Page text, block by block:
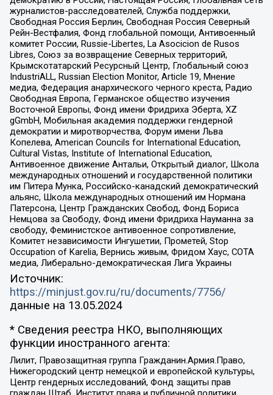
журналистов-расследователей, Служба поддержки,
Свободная Россия Берлин, Свободная Россия Северный
Рейн-Вестфалия, Фонд глобальной помощи, Антивоенный
комитет России, Russie-Libertes, La Asocicion de Rusos
Libres, Союз за возвращение Северных территорий,
Крымскотатарский Ресурсный Центр, Глобальный союз
IndustriALL, Russian Election Monitor, Article 19, Мнение
медиа, Федерация анархического черного креста, Радио
Свободная Европа, Германское общество изучения
Восточной Европы, Фонд имени Фридриха Эберта, XZ
gGmbH, Мобильная академия поддержки гендерной
демократии и миротворчества, Форум имени Льва
Копелева, American Councils for International Education,
Cultural Vistas, Institute of International Education,
Антивоенное движение Антальи, Открытый диалог, Школа
международных отношений и государственной политики
им Питера Мунка, Российско-канадский демократический
альянс, Школа международных отношений им Нормана
Патерсона, Центр Гражданских Свобод, Фонд Бориса
Немцова за Свободу, Фонд имени Фридриха Науманна за
свободу, Феминистское антивоенное сопротивление,
Комитет независимости Ингушетии, Прометей, Stop
Occupation of Karelia, Вернись живым, Фридом Хаус, СОТА
медиа, Либерально-демократическая Лига Украины
Источник:
https://minjust.gov.ru/ru/documents/7756/
данные на 13.05.2024
* Сведения реестра НКО, выполняющих
функции иностранного агента:
Лилит, Правозащитная группа Гражданин.Армия.Право,
Нижегородский центр немецкой и европейской культуры,
Центр гендерных исследований, Фонд защиты прав